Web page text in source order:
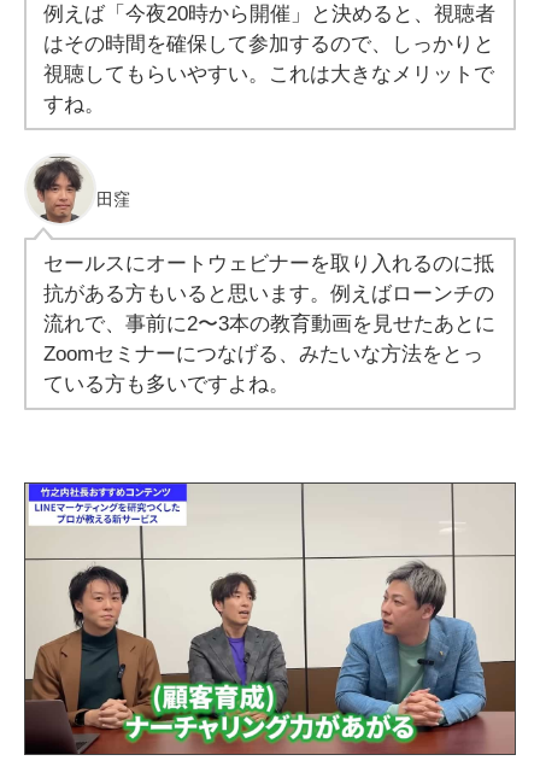
例えば「今夜20時から開催」と決めると、視聴者
はその時間を確保して参加するので、しっかりと
視聴してもらいやすい。これは大きなメリットで
すね。
田窪
セールスにオートウェビナーを取り入れるのに抵
抗がある方もいると思います。例えばローンチの
流れで、事前に2〜3本の教育動画を見せたあとに
Zoomセミナーにつなげる、みたいな方法をとっ
ている方も多いですよね。